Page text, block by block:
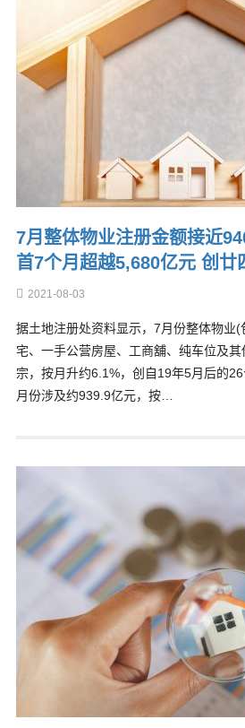
7月整体物业注册金额接近
首7个月超越5,680亿元 创廿
2021-08-03
据土地注册处资料显示，7月份整体物业
宅、一手公营房屋、工商舖、纯车位及
宗，按月升约6.1%，创自19年5月后的
月份涉及约939.9亿元，按…